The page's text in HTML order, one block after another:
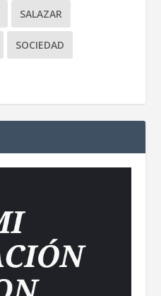
SALAZAR
SOCIEDAD